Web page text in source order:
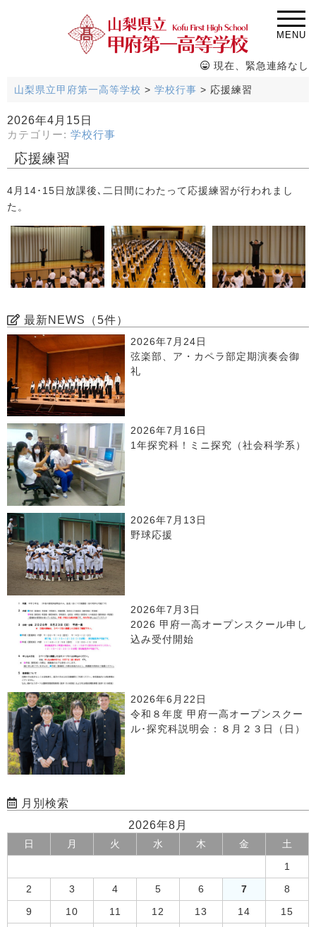
MENU
現在、緊急連絡なし
山梨県立甲府第一高等学校 > 学校行事 > 応援練習
2026年4月15日
カテゴリー: 学校行事
応援練習
4月14･15日放課後､二日間にわたって応援練習が行われまし
た。
最新NEWS（5件）
2026年7月24日
弦楽部、ア・カペラ部定期演奏会御
礼
2026年7月16日
1年探究科！ミニ探究（社会科学系）
2026年7月13日
野球応援
2026年7月3日
2026 甲府一高オープンスクール申し
込み受付開始
2026年6月22日
令和８年度 甲府一高オープンスクー
ル･探究科説明会：８月２３日（日）
月別検索
2026年8月
日 月 火 水 木 金 土
1
2 3 4 5 6 7 8
9 10 11 12 13 14 15